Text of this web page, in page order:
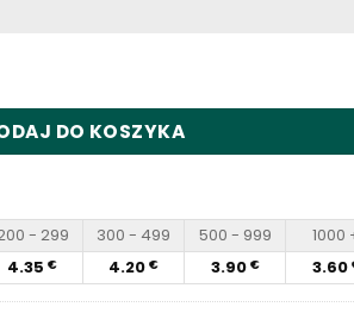
15000 Puffs Disposable Vape
DO KOSZYKA
- 299 300 - 499 500 - 999
1000
4.35 € 4.20 € 3.90 € 3.60